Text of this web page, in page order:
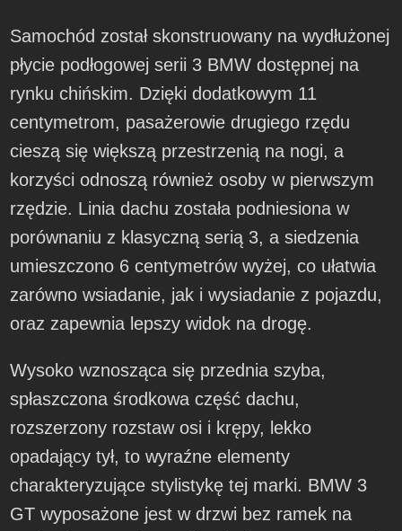
Samochód został skonstruowany na wydłużonej
płycie podłogowej serii 3 BMW dostępnej na
rynku chińskim. Dzięki dodatkowym 11
centymetrom, pasażerowie drugiego rzędu
cieszą się większą przestrzenią na nogi, a
korzyści odnoszą również osoby w pierwszym
rzędzie. Linia dachu została podniesiona w
porównaniu z klasyczną serią 3, a siedzenia
umieszczono 6 centymetrów wyżej, co ułatwia
zarówno wsiadanie, jak i wysiadanie z pojazdu,
oraz zapewnia lepszy widok na drogę.
Wysoko wznosząca się przednia szyba,
spłaszczona środkowa część dachu,
rozszerzony rozstaw osi i krępy, lekko
opadający tył, to wyraźne elementy
charakteryzujące stylistykę tej marki. BMW 3
GT wyposażone jest w drzwi bez ramek na